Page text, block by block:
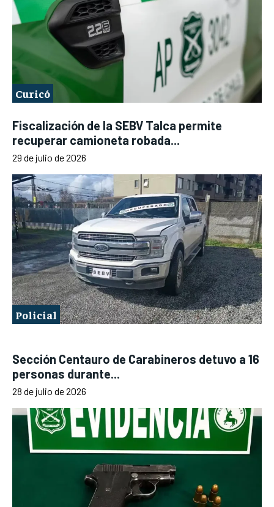
Curicó
Fiscalización de la SEBV Talca permite
recuperar camioneta robada...
29 de julio de 2026
Policial
Sección Centauro de Carabineros detuvo a 16
personas durante...
28 de julio de 2026